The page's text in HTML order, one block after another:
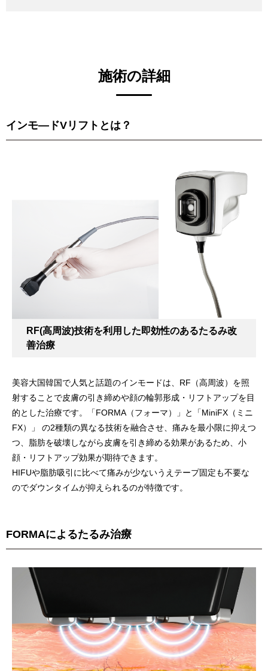
施術の詳細
インモ―ドVリフトとは？
RF(高周波)技術を利用した即効性のあるたるみ改
善治療
美容大国韓国で人気と話題のインモードは、RF（高周波）を照
射することで皮膚の引き締めや顔の輪郭形成・リフトアップを目
的とした治療です。「FORMA（フォーマ）」と「MiniFX（ミニ
FX）」 の2種類の異なる技術を融合させ、痛みを最小限に抑えつ
つ、脂肪を破壊しながら皮膚を引き締める効果があるため、小
顔・リフトアップ効果が期待できます。
HIFUや脂肪吸引に比べて痛みが少ないうえテープ固定も不要な
のでダウンタイムが抑えられるのが特徴です。
FORMAによるたるみ治療